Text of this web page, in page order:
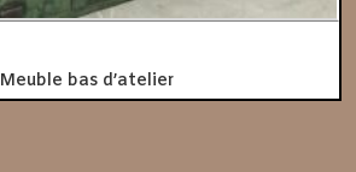
Meuble bas d’atelier